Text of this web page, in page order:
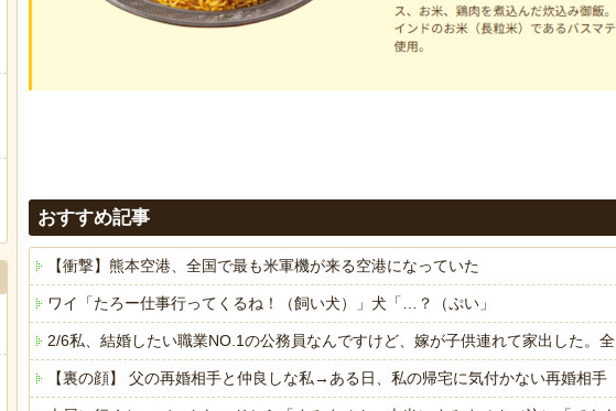
おすすめ記事
【衝撃】熊本空港、全国で最も米軍機が来る空港になっていた
ワイ「たろー仕事行ってくるね！（飼い犬）」犬「…？（ぷい」
2/6私、結婚したい職業NO.1の公務員なんですけど、嫁が子供連れて家出した
【裏の顔】 父の再婚相手と仲良しな私→ある日、私の帰宅に気付かない再婚相